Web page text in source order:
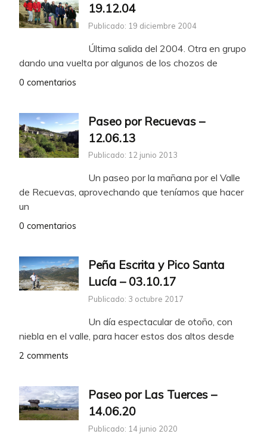
19.12.04
Publicado: 19 diciembre 2004
Última salida del 2004. Otra en grupo
dando una vuelta por algunos de los chozos de
0 comentarios
Paseo por Recuevas –
12.06.13
Publicado: 12 junio 2013
Un paseo por la mañana por el Valle
de Recuevas, aprovechando que teníamos que hacer
un
0 comentarios
Peña Escrita y Pico Santa
Lucía – 03.10.17
Publicado: 3 octubre 2017
Un día espectacular de otoño, con
niebla en el valle, para hacer estos dos altos desde
2 comments
Paseo por Las Tuerces –
14.06.20
Publicado: 14 junio 2020